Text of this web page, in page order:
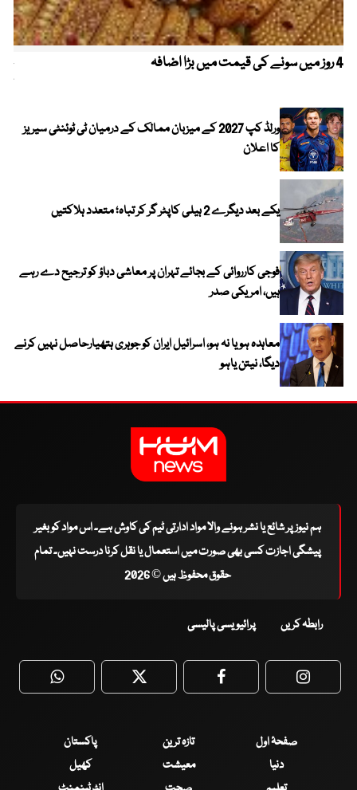
4 روز میں سونے کی قیمت میں بڑا اضافہ
ورلڈ کپ 2027 کے میزبان ممالک کے درمیان ٹی ٹوئنٹی سیریز
کا اعلان
یکے بعد دیگرے 2 ہیلی کاپٹر گر کر تباہ؛ متعدد ہلاکتیں
فوجی کارروائی کے بجائے تہران پر معاشی دباؤ کو ترجیح دے رہے
ہیں، امریکی صدر
معاہدہ ہو یا نہ ہو، اسرائیل ایران کو جوہری ہتھیارحاصل نہیں کرنے
دیگا، نیتن یاہو
ہم نیوز پر شائع یا نشر ہونے والا مواد ادارتی ٹیم کی کاوش ہے۔ اس مواد کو بغیر
پیشگی اجازت کسی بھی صورت میں استعمال یا نقل کرنا درست نہیں۔ تمام
حقوق محفوظ ہیں © 2026
رابطہ کریں پرائیویسی پالیسی
WhatsApp Twitter Facebook
صفحۂ اول تازہ ترین
پاکستان
دنیا
معیشت
کھیل